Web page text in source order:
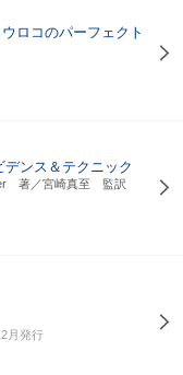
ロコのパーフェクト
ンス＆テクニック
著／宮崎真至 監訳
月発行